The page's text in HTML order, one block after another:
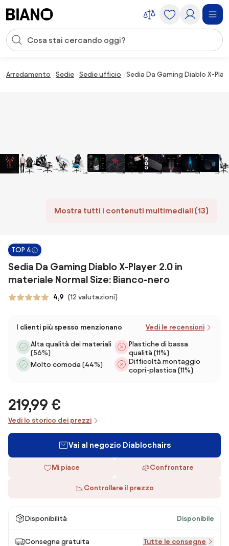
Input della ricerca
Arredamento Sedie Sedie ufficio Sedia Da Gaming Diablo X-
Mostra tutti i contenuti multimediali (13)
TOP 4
Sedia Da Gaming Diablo X-Player 2.0 in
materiale Normal Size: Bianco-nero
4,9 (12 valutazioni)
I clienti più spesso menzionano Vedi le recensioni
Alta qualità dei materiali
(56%)
Molto comoda (44%)
Plastiche di bassa
qualità (11%)
Difficoltà montaggio
copri-plastica (11%)
219,99 €
Vedi lo storico dei prezzi
Vai al negozio Diablochairs
Mi piace Confrontare
Controllare il prezzo
Disponibilità Disponibile
Consegna gratuita Tutte le consegne